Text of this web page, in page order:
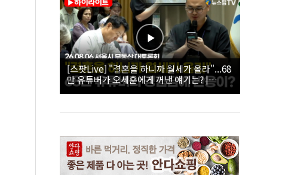
[스팟Live] "결혼을 하니까 월세가 올라"...68
만 유튜버가 오세훈에게 꺼낸 얘기는? |
26.08.06 서울시 부동산 대토론회